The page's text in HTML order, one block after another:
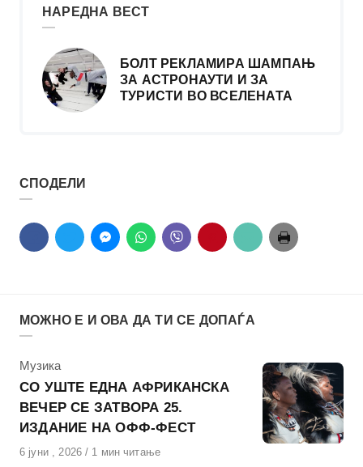
НАРЕДНА ВЕСТ
БОЛТ РЕКЛАМИРА ШАМПАЊ
ЗА АСТРОНАУТИ И ЗА
ТУРИСТИ ВО ВСЕЛЕНАТА
СПОДЕЛИ
МОЖНО Е И ОВА ДА ТИ СЕ ДОПАЃА
КАтегорија
Музика
СО УШТЕ ЕДНА АФРИКАНСКА
ВЕЧЕР СЕ ЗАТВОРА 25.
ИЗДАНИЕ НА ОФФ-ФЕСТ
Објавено
6 јуни , 2026 1 мин читање